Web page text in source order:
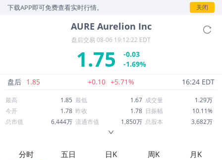
载APP即可免费查看实时行情。 关闭
AURE Aurelion Inc
盘后交易 08-06 19:12:22 EDT
1.75
-0.03
-1.69%
盘后 1.85 +0.10 +5.71% 16:24 EDT
最高 1.85 最低 1.67 成交量
1.29万
今开
1.78 昨收 1.78 日振幅
10.11%
总市值
6,444万 流通市值 1,850万 总股本
3,682万
52周最高
14.60 市盈率
-1.83
分时 五日 日K 周K 月K